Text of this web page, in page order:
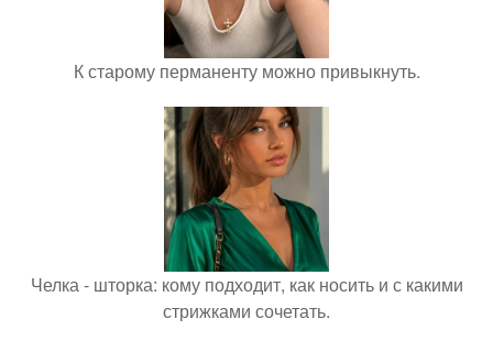
К старому перманенту можно привыкнуть.
Челка - шторка: кому подходит, как носить и с какими
стрижками сочетать.